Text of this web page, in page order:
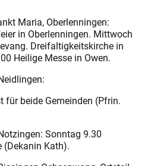
Maria, Oberlenningen:
in Oberlenningen. Mittwoch
Dreifaltigkeitskirche in
Heilige Messe in Owen.
für beide Gemeinden (Pfrin.
Sonntag 9.30
(Dekanin Kath).